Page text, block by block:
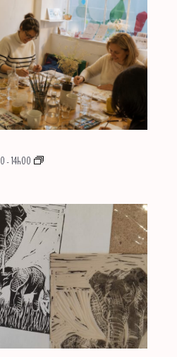
-14h00